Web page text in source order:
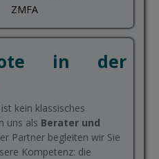
ZMFA
in der
kein klassisches
uns als Berater und
Partner begleiten wir Sie
Kompetenz: die